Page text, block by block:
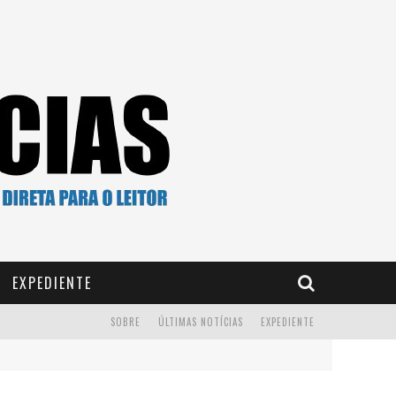
EXPEDIENTE
EXPEDIENTE
ÚLTIMAS NOTÍCIAS
SOBRE